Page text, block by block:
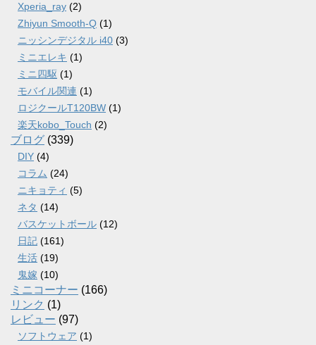
Xperia_ray (2)
Zhiyun Smooth-Q (1)
ニッシンデジタル i40 (3)
ミニエレキ (1)
ミニ四駆 (1)
モバイル関連 (1)
ロジクールT120BW (1)
楽天kobo_Touch (2)
ブログ (339)
DIY (4)
コラム (24)
ニキョティ (5)
ネタ (14)
バスケットボール (12)
日記 (161)
生活 (19)
鬼嫁 (10)
ミニコーナー (166)
リンク (1)
レビュー (97)
ソフトウェア (1)